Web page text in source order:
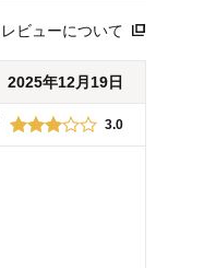
レビューについて
2025年12月19日
3.0